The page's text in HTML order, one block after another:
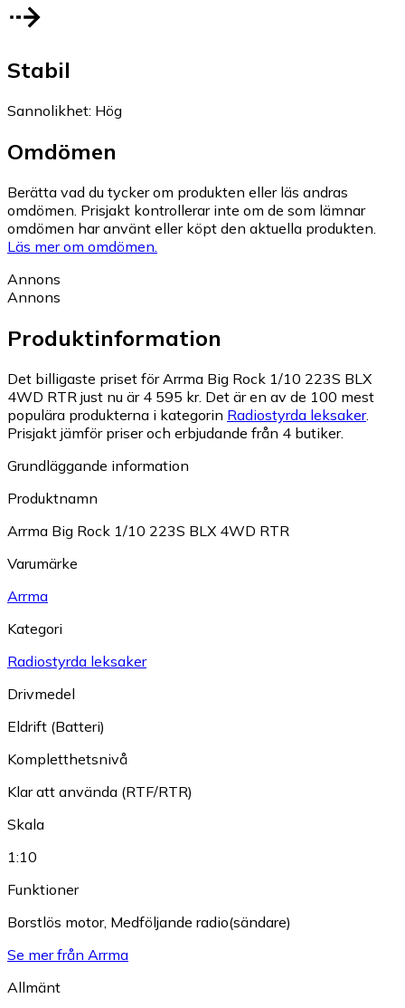
Stabil
Sannolikhet: Hög
Omdömen
Berätta vad du tycker om produkten eller läs andras
omdömen. Prisjakt kontrollerar inte om de som lämnar
omdömen har använt eller köpt den aktuella produkten.
Läs mer om omdömen.
Annons
Annons
Produktinformation
Det billigaste priset för Arrma Big Rock 1/10 223S BLX
4WD RTR just nu är 4 595 kr. Det är en av de 100 mest
populära produkterna i kategorin Radiostyrda leksaker.
Prisjakt jämför priser och erbjudande från 4 butiker.
Grundläggande information
Produktnamn
Arrma Big Rock 1/10 223S BLX 4WD RTR
Varumärke
Arrma
Kategori
Radiostyrda leksaker
Drivmedel
Eldrift (Batteri)
Kompletthetsnivå
Klar att använda (RTF/RTR)
Skala
1:10
Funktioner
Borstlös motor, Medföljande radio(sändare)
Se mer från Arrma
Allmänt